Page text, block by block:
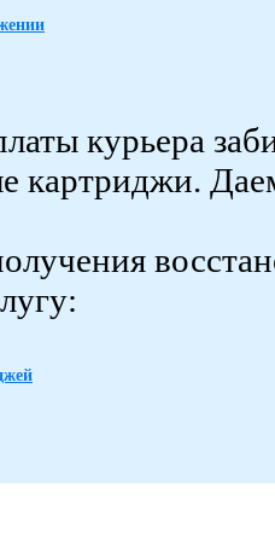
курьера
картриджи.